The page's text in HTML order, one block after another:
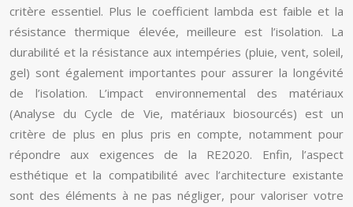
critère essentiel. Plus le coefficient lambda est faible et la
résistance thermique élevée, meilleure est l’isolation. La
durabilité et la résistance aux intempéries (pluie, vent, soleil,
gel) sont également importantes pour assurer la longévité
de l’isolation. L’impact environnemental des matériaux
(Analyse du Cycle de Vie, matériaux biosourcés) est un
critère de plus en plus pris en compte, notamment pour
répondre aux exigences de la RE2020. Enfin, l’aspect
esthétique et la compatibilité avec l’architecture existante
sont des éléments à ne pas négliger, pour valoriser votre